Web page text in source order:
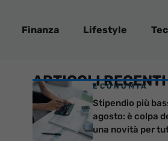
Finanza Lifestyle
ARTICOLI RECENTI
ECONOMIA
Stipendio più
agosto: è colpa
una novità per